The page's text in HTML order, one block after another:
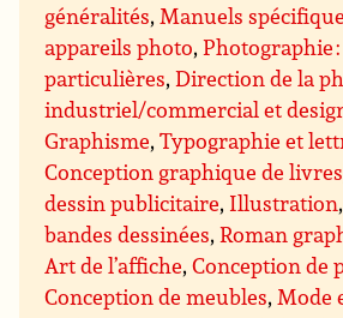
généralités,Manuels
appareils photo,Photographie
particulières,Direction de la
industriel/commercial et
Graphisme,Typographie et
Conception graphique de livres
dessin publicitaire, Illustration
bandes dessinées,Roman
Art de l’affiche,Conception de
Conception de meubles,Mode